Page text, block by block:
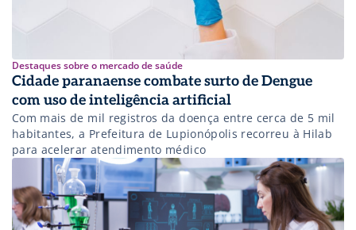
Destaques sobre o mercado de saúde
Cidade paranaense combate surto de Dengue
com uso de inteligência artificial
Com mais de mil registros da doença entre cerca de 5 mil
habitantes, a Prefeitura de Lupionópolis recorreu à Hilab
para acelerar atendimento médico